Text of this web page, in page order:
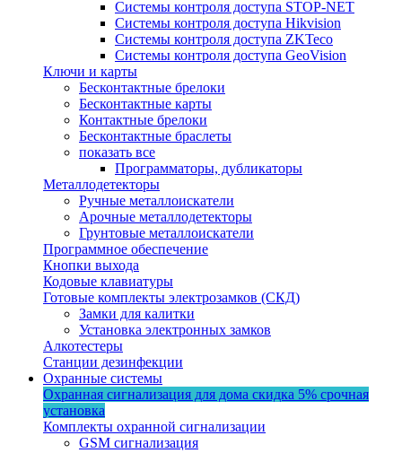
Системы контроля доступа STOP-NET
Системы контроля доступа Hikvision
Системы контроля доступа ZKTeco
Системы контроля доступа GeoVision
Ключи и карты
Бесконтактные брелоки
Бесконтактные карты
Контактные брелоки
Бесконтактные браслеты
показать все
Программаторы, дубликаторы
Металлодетекторы
Ручные металлоискатели
Арочные металлодетекторы
Грунтовые металлоискатели
Программное обеспечение
Кнопки выхода
Кодовые клавиатуры
Готовые комплекты электрозамков (СКД)
Замки для калитки
Установка электронных замков
Алкотестеры
Станции дезинфекции
Охранные системы
Охранная сигнализация для дома скидка 5% срочная
установка
Комплекты охранной сигнализации
GSM сигнализация